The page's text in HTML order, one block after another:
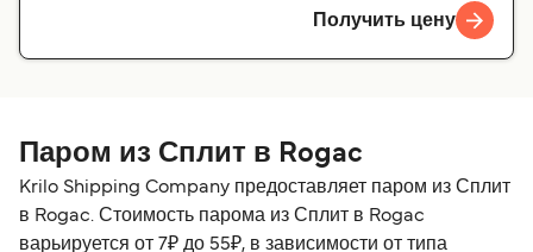
Получить цену
Паром из Сплит в Rogac
Krilo Shipping Company предоставляет паром из Сплит
в Rogac. Стоимость парома из Сплит в Rogac
варьируется от 7₽ до 55₽, в зависимости от типа